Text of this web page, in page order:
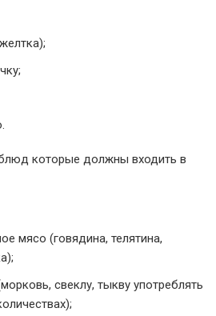
которые должны входить в
мясо (говядина, телятина,
свеклу, тыкву употреблять